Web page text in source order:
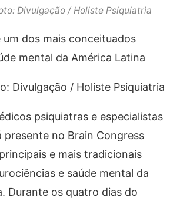
Divulgação / Holiste Psiquiatria
um dos mais conceituados
mental da América Latina
Divulgação / Holiste Psiquiatria
psiquiatras e especialistas
presente no Brain Congress
e mais tradicionais
e saúde mental da
Durante os quatro dias do